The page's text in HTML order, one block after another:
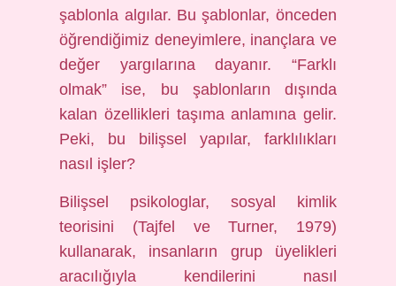
şablonla algılar. Bu şablonlar, önceden
öğrendiğimiz deneyimlere, inançlara ve
değer yargılarına dayanır. “Farklı
olmak” ise, bu şablonların dışında
kalan özellikleri taşıma anlamına gelir.
Peki, bu bilişsel yapılar, farklılıkları
nasıl işler?
Bilişsel psikologlar, sosyal kimlik
teorisini (Tajfel ve Turner, 1979)
kullanarak, insanların grup üyelikleri
aracılığıyla kendilerini nasıl